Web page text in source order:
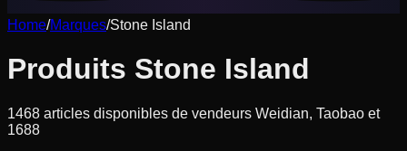
Home/Marques/Stone Island
Produits Stone Island
1468 articles disponibles de vendeurs Weidian, Taobao et
1688